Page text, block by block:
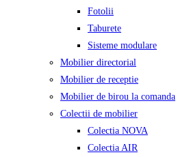
Fotolii
Taburete
Sisteme modulare
Mobilier directorial
Mobilier de receptie
Mobilier de birou la comanda
Colectii de mobilier
Colectia NOVA
Colectia AIR